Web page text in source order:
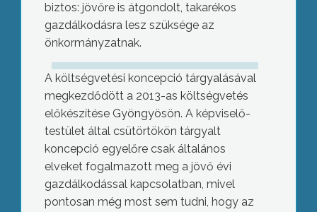
biztos: jövőre is átgondolt, takarékos
gazdálkodásra lesz szüksége az
önkormányzatnak.
A költségvetési koncepció tárgyalásával
megkezdődött a 2013-as költségvetés
előkészítése Gyöngyösön. A képviselő-
testület által csütörtökön tárgyalt
koncepció egyelőre csak általános
elveket fogalmazott meg a jövő évi
gazdálkodással kapcsolatban, mivel
pontosan még most sem tudni, hogy az